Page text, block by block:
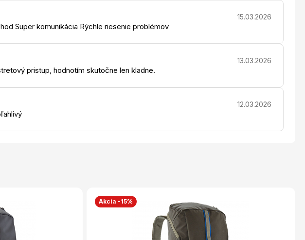
15.03.2026
Super komunikácia Rýchle riesenie problémov
13.03.2026
pristup, hodnotím skutočne len kladne.
12.03.2026
Akcia -15%